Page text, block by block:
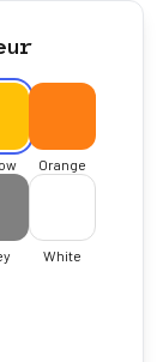
Orange
White